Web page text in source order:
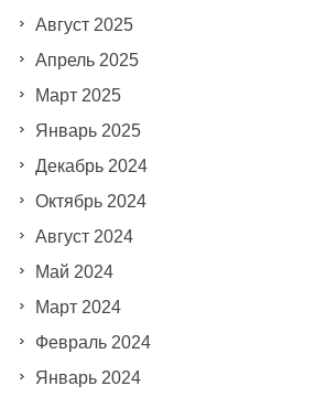
Август 2025
Апрель 2025
Март 2025
Январь 2025
Декабрь 2024
Октябрь 2024
Август 2024
Май 2024
Март 2024
Февраль 2024
Январь 2024